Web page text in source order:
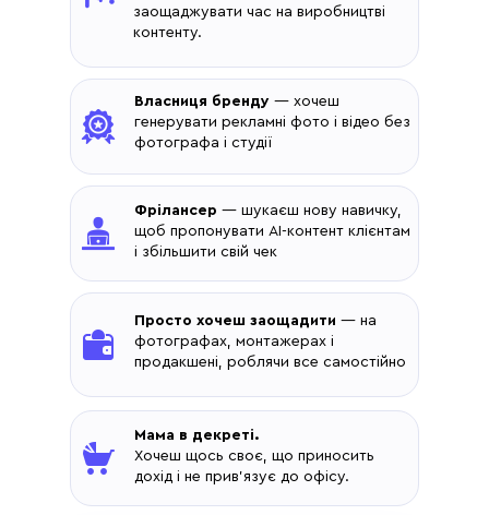
Мама в декреті.
Хочеш щось своє, що приносить
дохід і не прив'язує до офісу.
Просто хочеш заощадити — на
фотографах, монтажерах і
продакшені, роблячи все самостійно
Фрілансер — шукаєш нову навичку,
щоб пропонувати AI-контент клієнтам
і збільшити свій чек
Власниця бренду — хочеш
генерувати рекламні фото і відео без
фотографа і студії
заощаджувати час на виробництві
контенту.